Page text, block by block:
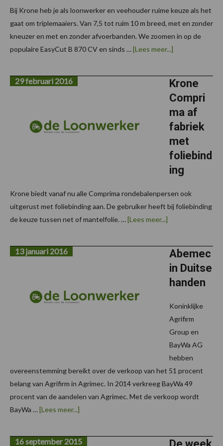
Bij Krone heb je als loonwerker en veehouder ruime keuze als het
gaat om triplemaaiers. Van 7,5 tot ruim 10 m breed, met en zonder
kneuzer en met en zonder afvoerbanden. We zoomen in op de
populaire EasyCut B 870 CV en sinds …[Lees meer...]
keuze
in
capaciteit
en
Krone
Compri
ma af
fabriek
met
foliebind
ing
29 februari 2016
Krone biedt vanaf nu alle Comprima rondebalenpersen ook
uitgerust met foliebinding aan. De gebruiker heeft bij foliebinding
de keuze tussen net of mantelfolie. …[Lees meer...]
met
foliebinding
Abemec
in Duitse
handen
13 januari 2016
Koninklijke
Agrifirm
Group en
BayWa AG
hebben
overeenstemming bereikt over de verkoop van het 51 procent
belang van Agrifirm in Agrimec. In 2014 verkreeg BayWa 49
procent van de aandelen van Agrimec. Met de verkoop wordt
BayWa …[Lees meer...]
16 september 2015